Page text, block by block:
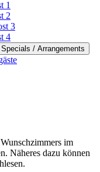
1
2
3
4
/ Arrangements
im
Näheres dazu können